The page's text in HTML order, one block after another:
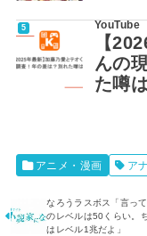
YouTube
【
んの
た噂
アニメ・漫画 ア
なろうラスボス「言っ
のレベルは50くらい。
はレベル1兆だよ」